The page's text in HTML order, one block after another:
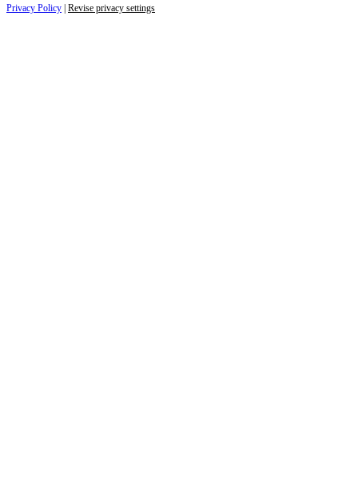
Privacy Policy | Revise privacy settings